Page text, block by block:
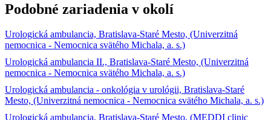
Podobné zariadenia v okolí
Urologická ambulancia, Bratislava-Staré Mesto, (Univerzitná
nemocnica - Nemocnica svätého Michala, a. s.)
Urologická ambulancia II., Bratislava-Staré Mesto, (Univerzitná
nemocnica - Nemocnica svätého Michala, a. s.)
Urologická ambulancia - onkológia v urológii, Bratislava-Staré
Mesto, (Univerzitná nemocnica - Nemocnica svätého Michala, a. s.)
Urologická ambulancia, Bratislava-Staré Mesto, (MEDDI clinic